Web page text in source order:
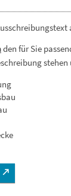
den für Sie